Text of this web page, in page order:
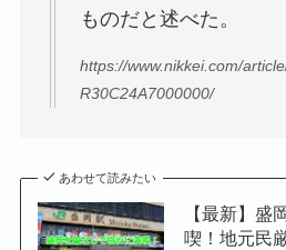
ものだと述べた。
https://www.nikkei.com/
R30C24A7000000/
あわせて読みたい
【最新】盛
喫！地元民